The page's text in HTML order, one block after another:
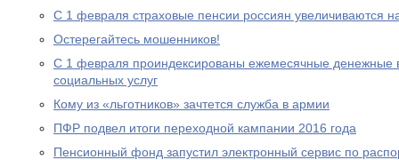
С 1 февраля страховые пенсии россиян увеличиваются
Остерегайтесь мошенников!
С 1 февраля проиндексированы ежемесячные денежные
социальных услуг
Кому из «льготников» зачтется служба в армии
ПФР подвел итоги переходной кампании 2016 года
Пенсионный фонд запустил электронный сервис по